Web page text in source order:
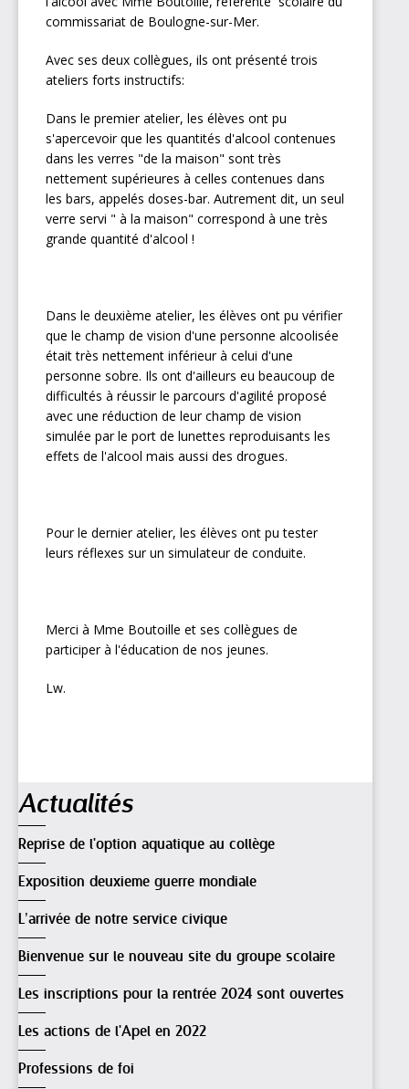
commissariat de Boulogne-sur-Mer.
Avec ses deux collègues, ils ont présenté trois
ateliers forts instructifs:
Dans le premier atelier, les élèves ont pu
s'apercevoir que les quantités d'alcool contenues
dans les verres "de la maison" sont très
nettement supérieures à celles contenues dans
les bars, appelés doses-bar. Autrement dit, un seul
verre servi " à la maison" correspond à une très
grande quantité d'alcool !
Dans le deuxième atelier, les élèves ont pu vérifier
que le champ de vision d'une personne alcoolisée
était très nettement inférieur à celui d'une
personne sobre. Ils ont d'ailleurs eu beaucoup de
difficultés à réussir le parcours d'agilité proposé
avec une réduction de leur champ de vision
simulée par le port de lunettes reproduisants les
effets de l'alcool mais aussi des drogues.
Pour le dernier atelier, les élèves ont pu tester
leurs réflexes sur un simulateur de conduite.
Merci à Mme Boutoille et ses collègues de
participer à l'éducation de nos jeunes.
Lw.
Actualités
Reprise de l'option aquatique au collège
Exposition deuxieme guerre mondiale
L’arrivée de notre service civique
Bienvenue sur le nouveau site du groupe scolaire
Les inscriptions pour la rentrée 2024 sont ouvertes
Les actions de l'Apel en 2022
Professions de foi